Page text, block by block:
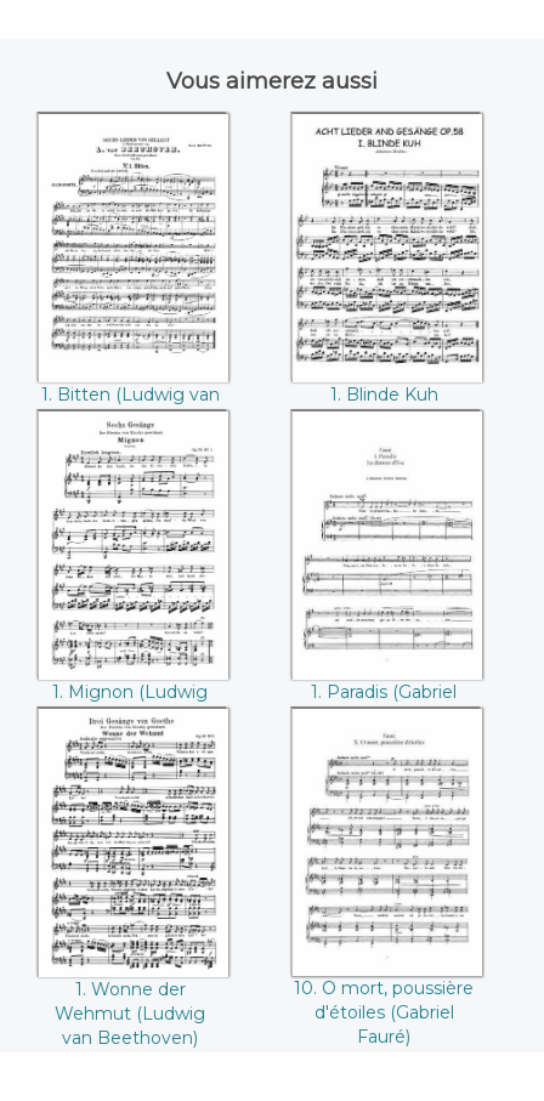
Vous aimerez aussi
1. Bitten (Ludwig
van Beethoven)
1. Bitten (Ludwig van
Beethoven)
1. Blinde Kuh
(Johannes Brahms)
1. Blinde Kuh
(Johannes Brahms)
1. Mignon (Ludwig
van Beethoven)
1. Mignon (Ludwig
van Beethoven)
1. Paradis (Gabriel
Fauré)
1. Paradis (Gabriel
Fauré)
1. Wonne der
Wehmut (Ludwig
van Beethoven)
1. Wonne der
Wehmut (Ludwig
van Beethoven)
10. O mort,
poussière d'étoiles
(Gabriel Fauré)
10. O mort, poussière
d'étoiles (Gabriel
Fauré)